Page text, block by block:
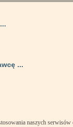
...
naszych